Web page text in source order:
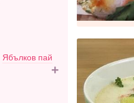
Ябълков пай
+